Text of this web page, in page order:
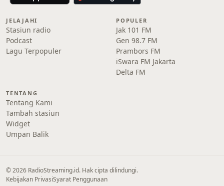
JELAJAHI
Stasiun radio
Podcast
Lagu Terpopuler
POPULER
Jak 101 FM
Gen 98.7 FM
Prambors FM
iSwara FM Jakarta
Delta FM
TENTANG
Tentang Kami
Tambah stasiun
Widget
Umpan Balik
© 2026 RadioStreaming.id. Hak cipta dilindungi.
Kebijakan PrivasiSyarat Penggunaan